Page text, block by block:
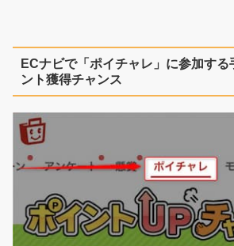
ECナビで「ポイチャレ」に参加する
ント獲得チャンス